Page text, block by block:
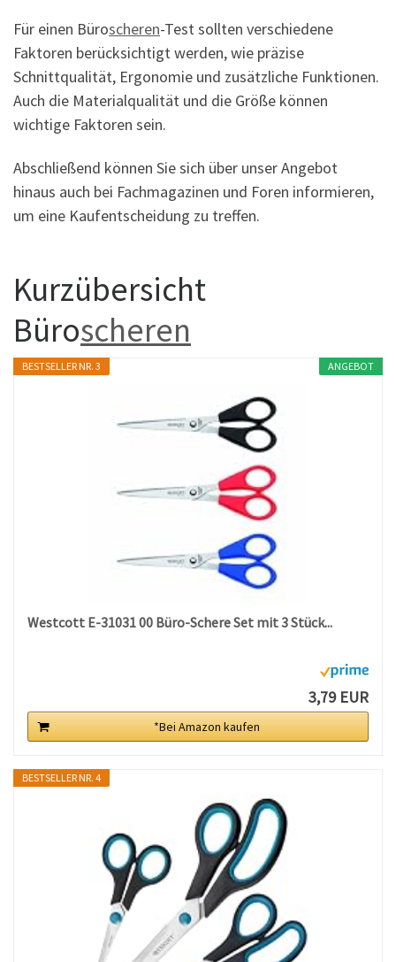
Für einen Büroscheren-Test sollten verschiedene
Faktoren berücksichtigt werden, wie präzise
Schnittqualität, Ergonomie und zusätzliche Funktionen.
Auch die Materialqualität und die Größe können
wichtige Faktoren sein.
Abschließend können Sie sich über unser Angebot
hinaus auch bei Fachmagazinen und Foren informieren,
um eine Kaufentscheidung zu treffen.
Kurzübersicht
Büroscheren
ANGEBOT
BESTSELLER NR. 3
Westcott E-31031 00 Büro-Schere Set mit 3 Stück...
3,79 EUR
*Bei Amazon kaufen
BESTSELLER NR. 4